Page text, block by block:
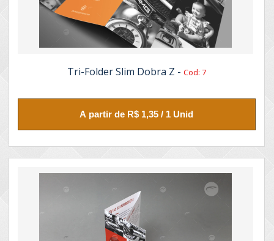
Tri-Folder Slim Dobra Z - Cod: 7
A partir de R$ 1,35 / 1 Unid